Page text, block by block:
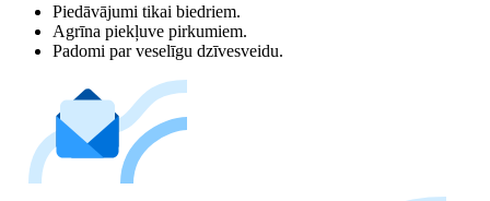
Piedāvājumi tikai biedriem.
Agrīna piekļuve pirkumiem.
Padomi par veselīgu dzīvesveidu.